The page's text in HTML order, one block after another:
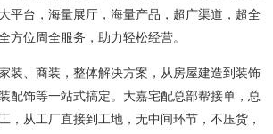
平台，海量展厅，海量产品，超广渠道，超全
方位周全服务，助力轻松经营。
、商装，整体解决方案，从房屋建造到装饰
配饰等一站式搞定。大嘉宅配总部帮接单，总
，从工厂直接到工地，无中间环节，不压货，